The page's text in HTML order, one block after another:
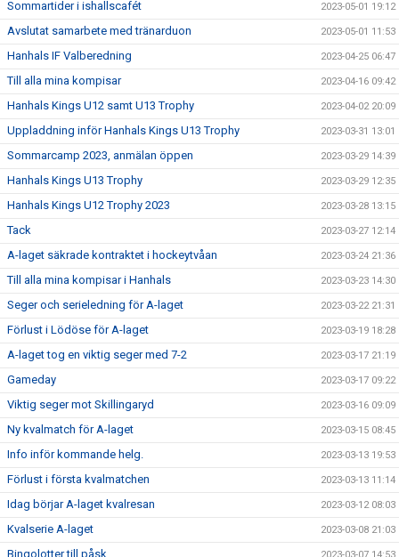
Sommartider i ishallscafét 2023-05-01 19:12
Avslutat samarbete med tränarduon 2023-05-01 11:53
Hanhals IF Valberedning 2023-04-25 06:47
Till alla mina kompisar 2023-04-16 09:42
Hanhals Kings U12 samt U13 Trophy 2023-04-02 20:09
Uppladdning inför Hanhals Kings U13 Trophy 2023-03-31 13:01
Sommarcamp 2023, anmälan öppen 2023-03-29 14:39
Hanhals Kings U13 Trophy 2023-03-29 12:35
Hanhals Kings U12 Trophy 2023 2023-03-28 13:15
Tack 2023-03-27 12:14
A-laget säkrade kontraktet i hockeytvåan 2023-03-24 21:36
Till alla mina kompisar i Hanhals 2023-03-23 14:30
Seger och serieledning för A-laget 2023-03-22 21:31
Förlust i Lödöse för A-laget 2023-03-19 18:28
A-laget tog en viktig seger med 7-2 2023-03-17 21:19
Gameday 2023-03-17 09:22
Viktig seger mot Skillingaryd 2023-03-16 09:09
Ny kvalmatch för A-laget 2023-03-15 08:45
Info inför kommande helg. 2023-03-13 19:53
Förlust i första kvalmatchen 2023-03-13 11:14
Idag börjar A-laget kvalresan 2023-03-12 08:03
Kvalserie A-laget 2023-03-08 21:03
Bingolotter till påsk